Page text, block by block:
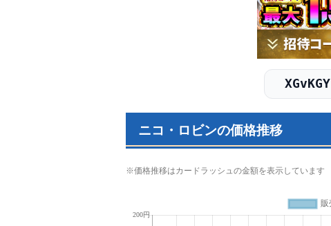
XGvKGY
ニコ・ロビンの価格推移
※価格推移はカードラッシュの金額を表示しています